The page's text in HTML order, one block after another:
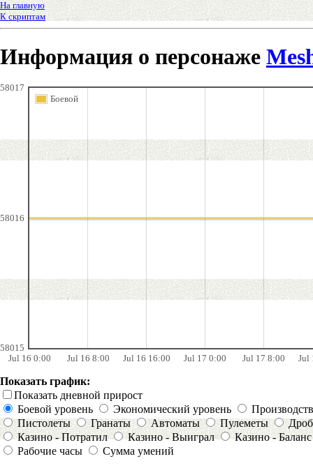
На главную
К скриптам
Информация о персонаже
Jul 16 0:00 Jul 16 8:00 Jul 16 16:00 Jul 17 0:00 Jul 17 8:00 Jul
58015
58016
58017
Боевой
Показать график:
Показать дневной прирост
Боевой уровень
Экономический уровень
Пистолеты
Гранаты Автоматы Пулеметы
Казино - Потратил
Казино - Выиграл
Казино - Баланс
Рабочие часы
Сумма умений